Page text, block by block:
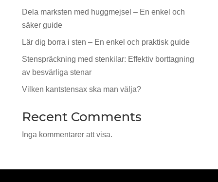
Dela marksten med huggmejsel – En enkel och
säker guide
Lär dig borra i sten – En enkel och praktisk guide
Stenspräckning med stenkilar: Effektiv borttagning
av besvärliga stenar
Vilken kantstensax ska man välja?
Recent Comments
Inga kommentarer att visa.